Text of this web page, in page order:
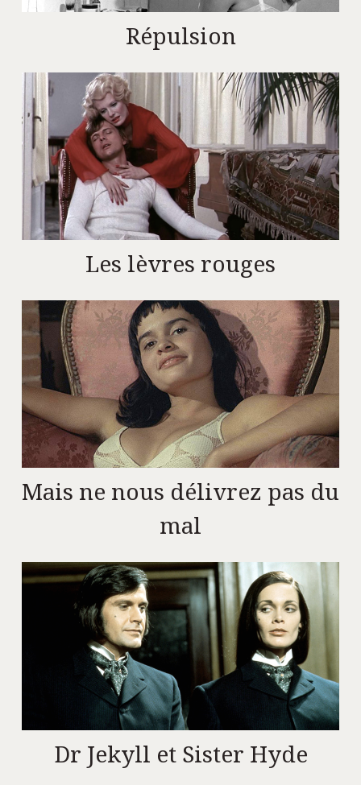
Répulsion
Les lèvres rouges
Mais ne nous délivrez pas du
mal
Dr Jekyll et Sister Hyde